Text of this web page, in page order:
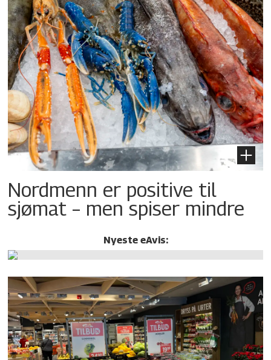
Nordmenn er positive til
sjømat – men spiser mindre
Nyeste eAvis: